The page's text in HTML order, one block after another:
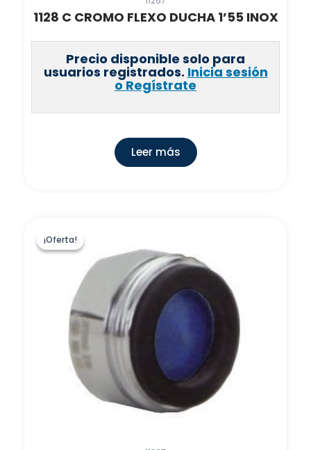
1128 C CROMO FLEXO DUCHA 1’55 INOX
Precio disponible solo para
usuarios registrados. Inicia sesión
o Regístrate
Leer más
¡Oferta!
¡Oferta!